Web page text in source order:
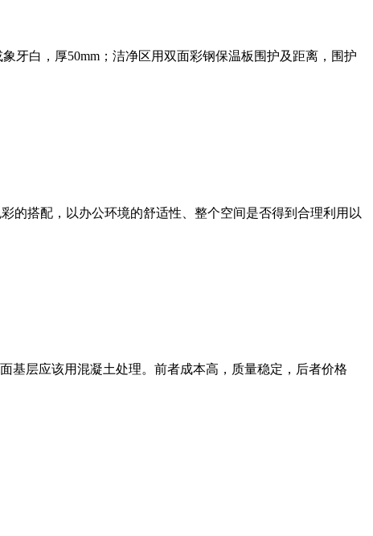
牙白，厚50mm；洁净区用双面彩钢保温板围护及距离，围护
的搭配，以办公环境的舒适性、整个空间是否得到合理利用以
基层应该用混凝土处理。前者成本高，质量稳定，后者价格